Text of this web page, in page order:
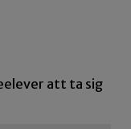
att ta sig